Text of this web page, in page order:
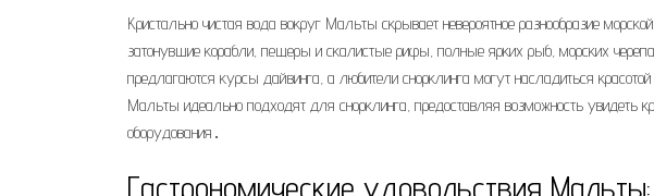
Кристально чистая вода вокруг Мальты скрывает невероятное разнообразие
затонувшие корабли, пещеры и скалистые рифы, полные ярких рыб, морских
предлагаются курсы дайвинга, а любители снорклинга могут насладиться
Мальты идеально подходят для снорклинга, предоставляя возможность увидеть
оборудования․
Гастрономические удовольствия